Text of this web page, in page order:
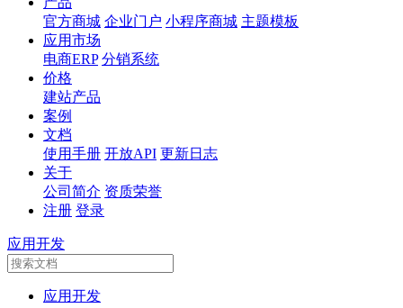
官方商城 企业门户 小程序商城 主题模板
应用市场
电商ERP 分销系统
价格
建站产品
案例
文档
使用手册 开放API 更新日志
关于
公司简介 资质荣誉
注册 登录
应用开发
应用开发